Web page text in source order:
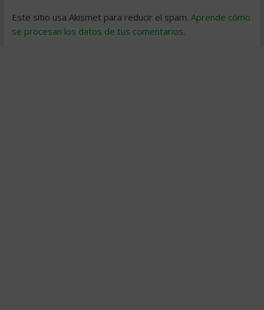
Este sitio usa Akismet para reducir el spam. Aprende cómo
se procesan los datos de tus comentarios.